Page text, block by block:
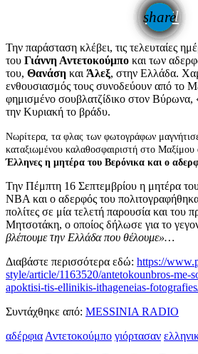
share
email
Την παράσταση κλέβει, τις τελευταίες
του Γιάννη Αντετοκούμπο και των
του, Θανάση και Άλεξ, στην Ελλάδα.
ενθουσιασμός τους συνοδεύουν από το
φημισμένο σουβλατζίδικο στον Βύρωνα,
την Κυριακή το βράδυ.
Νωρίτερα, τα φλας των φωτογράφων
καταξιωμένου καλαθοσφαιριστή στο Μαξίμου
Έλληνες η μητέρα του Βερόνικα και ο
Την Πέμπτη 16 Σεπτεμβρίου η μητέρα
ΝΒΑ και ο αδερφός του
πολίτες σε μία τελετή παρουσία και
Μητσοτάκη, ο οποίος δήλωσε για το
βλέπουμε την Ελλάδα που θέλουμε»…
Διαβάστε περισσότερα εδώ: https://
style/article/1163520/antetokounbros-me-
apoktisi-tis-ellinikis-ithageneias-
Συντάχθηκε από: MESSINIA RADIO
αδέρφια Αντετοκούμπο γιόρτασαν